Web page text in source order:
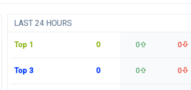
LAST 24 HOURS
Top 1 0 0 0
Top 3 0 0 0